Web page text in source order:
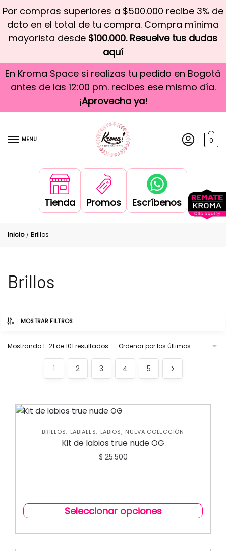
Por compras superiores a $500.000 recibe 3% de
dcto en el total de tu compra. Compra mínima
mayorista desde $100.000. Resuelve tus dudas
aquí
En Kroma Space si realizas tu pedido en Bogotá
antes de las 12:00 pm. recibes ese mismo día.
¡Aprovecha ya!
MENU 0
Tienda Promos Escríbenos
Inicio / Brillos
Brillos
MOSTRAR FILTROS
Mostrando 1–21 de 101 resultados
1 2 3 4 5
BRILLOS, LABIALES, LABIOS, NUEVA COLECCIÓN
Kit de labios true nude OG
$ 25.500
Seleccionar opciones